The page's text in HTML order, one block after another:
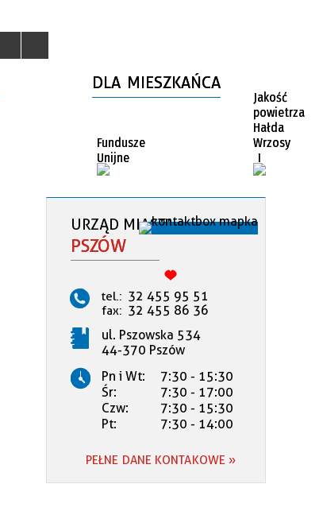
DLA MIESZKAŃCA
Fundusze
Unijne
Jakość
powietrza
Hałda
Wrzosy
I
URZĄD MIASTA
PSZÓW
tel.: 32 455 95 51
fax: 32 455 86 36
ul. Pszowska 534
44-370 Pszów
Pn i Wt:
7:30 - 15:30
Śr:
7:30 - 17:00
Czw:
7:30 - 15:30
Pt:
7:30 - 14:00
PEŁNE DANE KONTAKOWE »